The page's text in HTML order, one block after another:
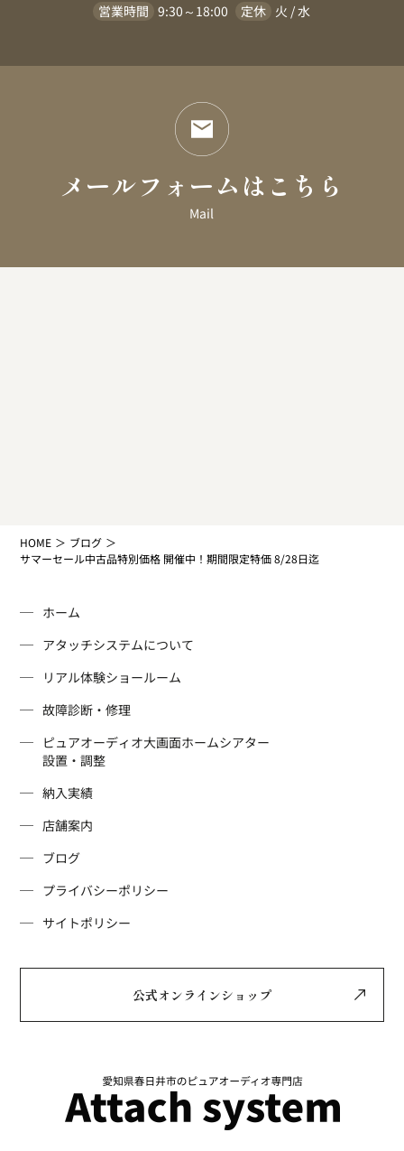
営業時間 9:30～18:00 定休 火 / 水
メールフォームはこちら
Mail
HOME
ブログ
サマーセール中古品特別価格 開催中！期間限定特価 8/28日迄
ホーム
アタッチシステムについて
リアル体験ショールーム
故障診断・修理
ピュアオーディオ大画面ホームシアター
設置・調整
納入実績
店舗案内
ブログ
プライバシーポリシー
サイトポリシー
公式オンラインショップ